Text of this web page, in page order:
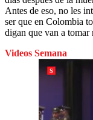
Antes de eso, no les
ser que en Colombia
digan que van a tomar
Videos Semana